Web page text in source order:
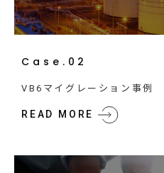
Case.02
VB6マイグレーション事例
READ MORE